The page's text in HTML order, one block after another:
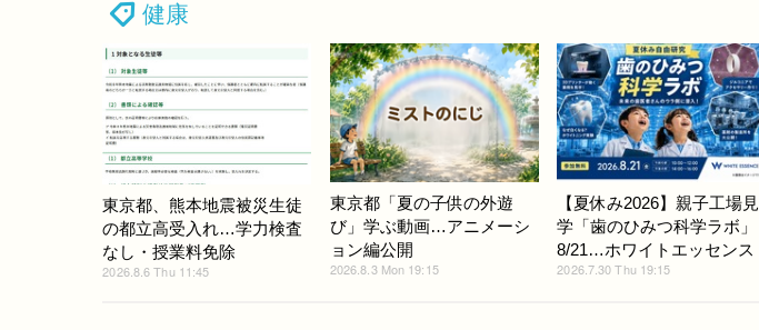
健康
東京都、熊本地震被災生徒
の都立高受入れ…学力検査
なし・授業料免除
2026.8.6 Thu 11:45
東京都「夏の子供の外遊
び」学ぶ動画…アニメーシ
ョン編公開
2026.8.3 Mon 19:15
【夏休み2026】親子工場見
学「歯のひみつ科学ラボ」
8/21…ホワイトエッセンス
2026.7.30 Thu 19:15